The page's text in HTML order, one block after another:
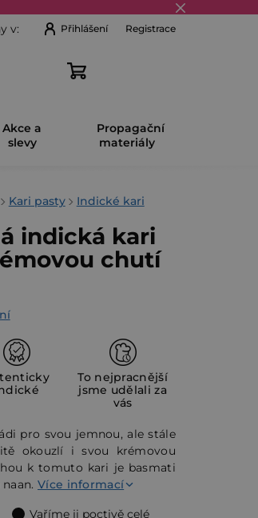
v:
Přihlášení Registrace
Akce a
slevy
Propagační
materiály
Kari pasty Indické kari
indická kari
chutí
To nejpracnější
jsme udělali za
vás
pro svou jemnou, ale stále
okouzlí i svou krémovou
k tomuto kari je basmati
Více informací
Vaříme ji poctivě celé